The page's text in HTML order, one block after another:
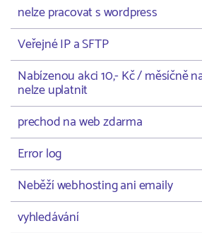
nelze pracovat s wordpress
Veřejné IP a SFTP
Nabízenou akci 10,- Kč / měsíčně
nelze uplatnit
prechod na web zdarma
Error log
Neběží webhosting ani emaily
vyhledávání